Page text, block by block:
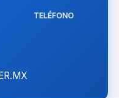
TELÉFONO